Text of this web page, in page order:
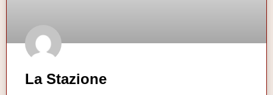
La Stazione